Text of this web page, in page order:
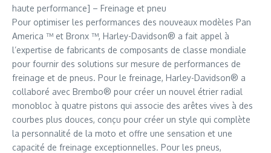
haute performance] – Freinage et pneu
Pour optimiser les performances des nouveaux modèles Pan
America ™ et Bronx ™, Harley-Davidson® a fait appel à
l’expertise de fabricants de composants de classe mondiale
pour fournir des solutions sur mesure de performances de
freinage et de pneus. Pour le freinage, Harley-Davidson® a
collaboré avec Brembo® pour créer un nouvel étrier radial
monobloc à quatre pistons qui associe des arêtes vives à des
courbes plus douces, conçu pour créer un style qui complète
la personnalité de la moto et offre une sensation et une
capacité de freinage exceptionnelles. Pour les pneus,